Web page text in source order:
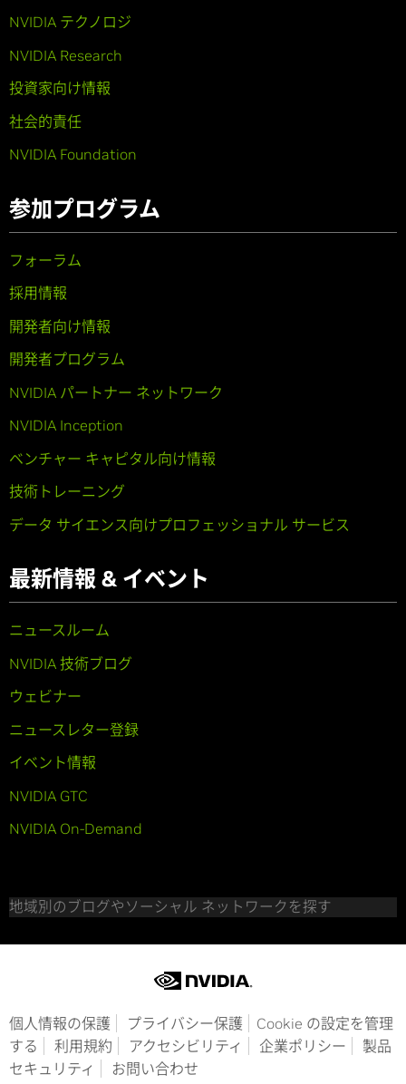
NVIDIA テクノロジ
NVIDIA Research
投資家向け情報
社会的責任
NVIDIA Foundation
参加プログラム
フォーラム
採用情報
開発者向け情報
開発者プログラム
NVIDIA パートナー ネットワーク
NVIDIA Inception
ベンチャー キャピタル向け情報
技術トレーニング
データ サイエンス向けプロフェッショナル サービス
最新情報 & イベント
ニュースルーム
NVIDIA 技術ブログ
ウェビナー
ニュースレター登録
イベント情報
NVIDIA GTC
NVIDIA On-Demand
地域別のブログやソーシャル ネットワークを探す
個人情報の保護 プライバシー保護
Cookie の設定を管理
する
利用規約 アクセシビリティ 企業ポリシー
製品
セキュリティ
お問い合わせ